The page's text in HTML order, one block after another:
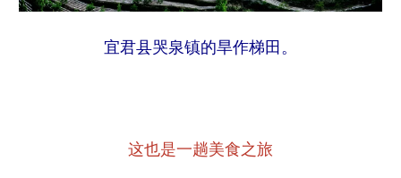
宜君县哭泉镇的旱作梯田。
这也是一趟美食之旅